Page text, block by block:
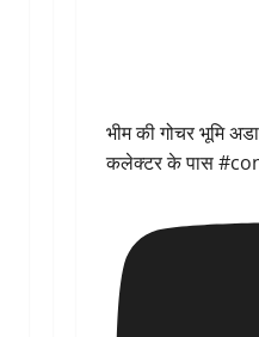
भीम की गोचर भूमि
कलेक्टर के पास